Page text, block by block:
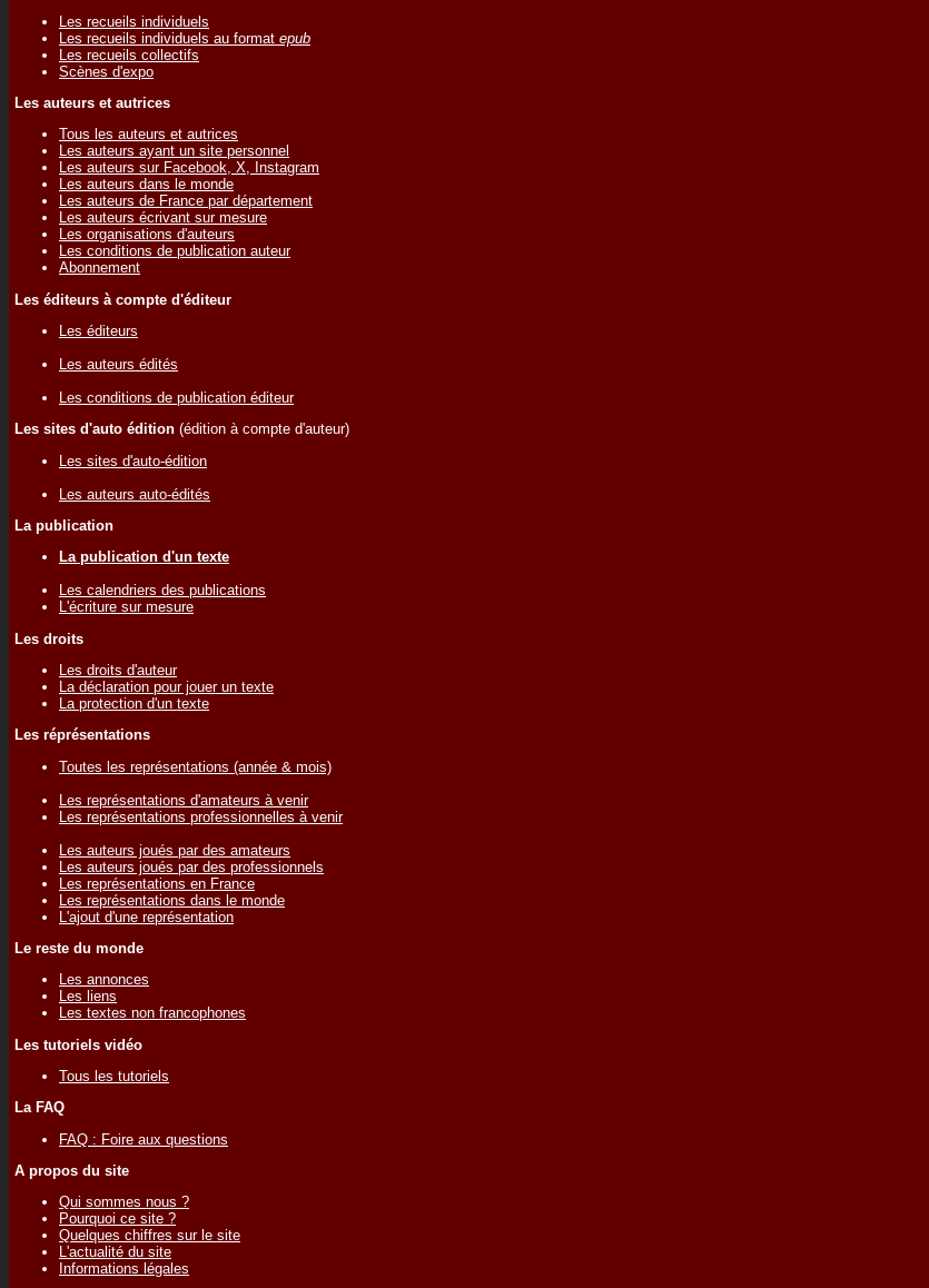
Les recueils individuels
Les recueils individuels au format epub
Les recueils collectifs
Scènes d'expo
Les auteurs et autrices
Tous les auteurs et autrices
Les auteurs ayant un site personnel
Les auteurs sur Facebook, X, Instagram
Les auteurs dans le monde
Les auteurs de France par département
Les auteurs écrivant sur mesure
Les organisations d'auteurs
Les conditions de publication auteur
Abonnement
Les éditeurs à compte d'éditeur
Les éditeurs
Les auteurs édités
Les conditions de publication éditeur
Les sites d'auto édition (édition à compte d'auteur)
Les sites d'auto-édition
Les auteurs auto-édités
La publication
La publication d'un texte
Les calendriers des publications
L'écriture sur mesure
Les droits
Les droits d'auteur
La déclaration pour jouer un texte
La protection d'un texte
Les réprésentations
Toutes les représentations (année & mois)
Les représentations d'amateurs à venir
Les représentations professionnelles à venir
Les auteurs joués par des amateurs
Les auteurs joués par des professionnels
Les représentations en France
Les représentations dans le monde
L'ajout d'une représentation
Le reste du monde
Les annonces
Les liens
Les textes non francophones
Les tutoriels vidéo
Tous les tutoriels
La FAQ
FAQ : Foire aux questions
A propos du site
Qui sommes nous ?
Pourquoi ce site ?
Quelques chiffres sur le site
L'actualité du site
Informations légales